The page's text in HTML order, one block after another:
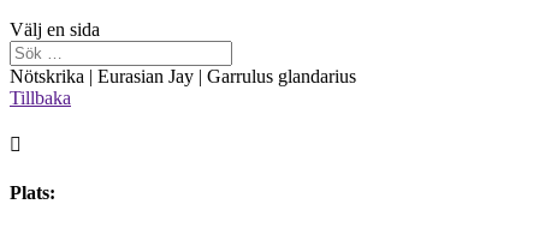
Välj en sida
Nötskrika | Eurasian Jay | Garrulus glandarius
Tillbaka

Plats: